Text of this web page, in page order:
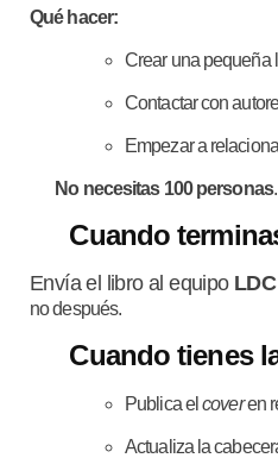
Qué hacer:
Crear una pequeña
Contactar con
Empezar a
No necesitas 100 personas
Cuando
Envía el libro al equipo LDC
no después.
Cuando tienes
Publica elcoveren
Actualiza la